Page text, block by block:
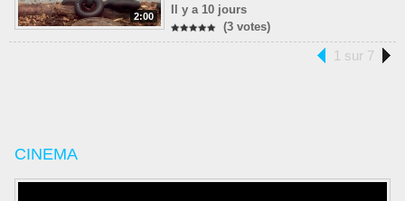
2:00
Il y a 10 jours
(3 votes)
1 sur 7
CINEMA